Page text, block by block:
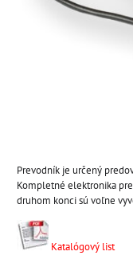
Prevodník je určený
Kompletné elektronika
druhom konci sú voľne
Katalógový list